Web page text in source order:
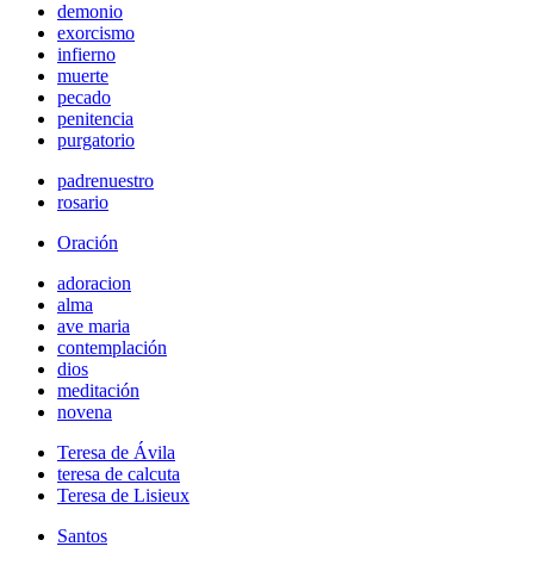
demonio
exorcismo
infierno
muerte
pecado
penitencia
purgatorio
padrenuestro
rosario
Oración
adoracion
alma
ave maria
contemplación
dios
meditación
novena
Teresa de Ávila
teresa de calcuta
Teresa de Lisieux
Santos